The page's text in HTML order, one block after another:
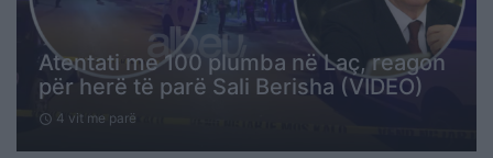
Atentati me 100 plumba në Laç, reagon
për herë të parë Sali Berisha (VIDEO)
schedule 4 vit me parë